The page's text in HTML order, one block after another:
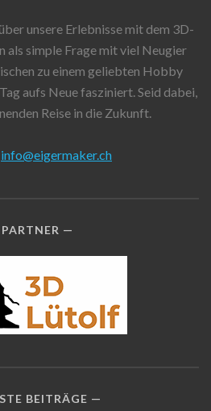
unsere Erlebnisse mit dem 3D-
als simple Frage mit viel Neugier
zu einem geliebten Hobby
aufs Neue fasziniert. Seid dabei,
Reise in die Zukunft.
info@eigermaker.ch
PARTNER
BEITRÄGE